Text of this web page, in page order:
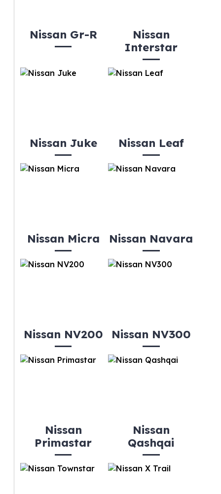
Nissan Gr-R
Nissan
Interstar
Nissan Juke Nissan Leaf
Nissan Micra Nissan Navara
Nissan NV200 Nissan NV300
Nissan
Primastar
Nissan
Qashqai